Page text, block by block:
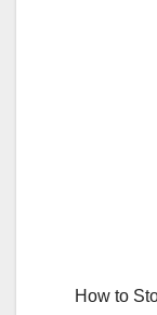
How to